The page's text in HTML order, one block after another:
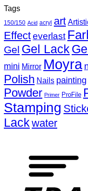
Tags
150/150 Acid acryl art
Effecteverlast
Gel Gel Lack
mini Mirror Moyra
Polish Nails painting
Powder Primer ProFile
Stamping
Lack water